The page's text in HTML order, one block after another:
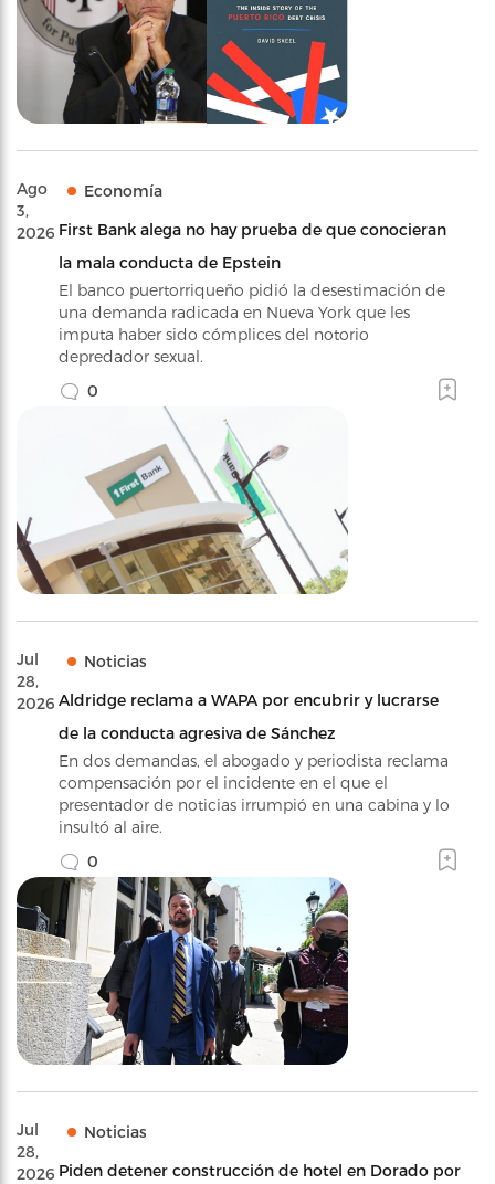
Ago
3,
2026
Economía
First Bank alega no hay prueba de que conocieran
la mala conducta de Epstein
El banco puertorriqueño pidió la desestimación de
una demanda radicada en Nueva York que les
imputa haber sido cómplices del notorio
depredador sexual.
0
Jul
28,
2026
Noticias
Aldridge reclama a WAPA por encubrir y lucrarse
de la conducta agresiva de Sánchez
En dos demandas, el abogado y periodista reclama
compensación por el incidente en el que el
presentador de noticias irrumpió en una cabina y lo
insultó al aire.
0
Jul
28,
2026
Noticias
Piden detener construcción de hotel en Dorado por